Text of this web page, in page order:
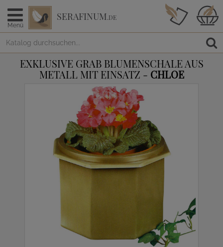
Menü
SERAFINUM.DE
EXKLUSIVE GRAB BLUMENSCHALE AUS
METALL MIT EINSATZ - CHLOE